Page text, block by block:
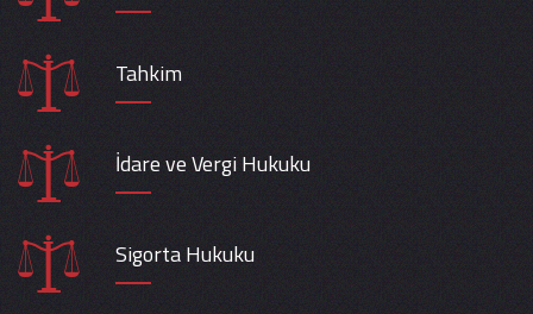
Tahkim
İdare ve Vergi Hukuku
Sigorta Hukuku